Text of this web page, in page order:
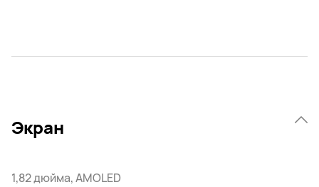
Экран
1,82 дюйма, AMOLED